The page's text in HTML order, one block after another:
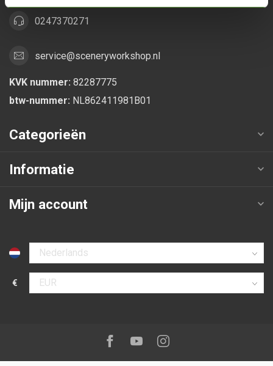
0247370271
service@sceneryworkshop.nl
KVK nummer: 82287775
btw-nummer: NL862411981B01
Categorieën
Informatie
Mijn account
Selecteer taal
€
Selecteer valuta
Volg ons op:Facebook
YoutubeInstagram